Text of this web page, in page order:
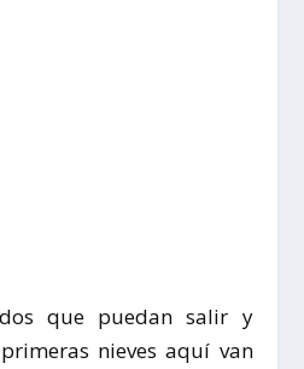
que puedan salir y
nieves aquí van